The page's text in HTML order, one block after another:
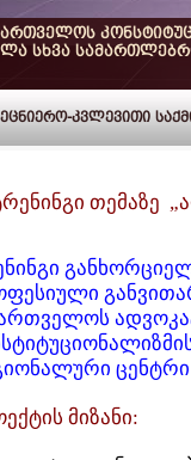
სხვა
კვლევითი
თემაზე
მიზანი: